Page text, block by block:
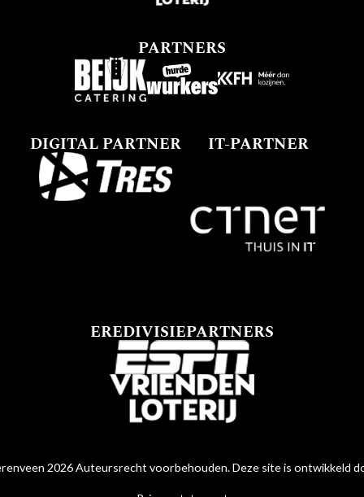
PARTNERS
DIGITAL PARTNER IT-PARTNER
EREDIVISIEPARTNERS
2026 Auteursrecht voorbehouden. Deze site is ontwikkeld